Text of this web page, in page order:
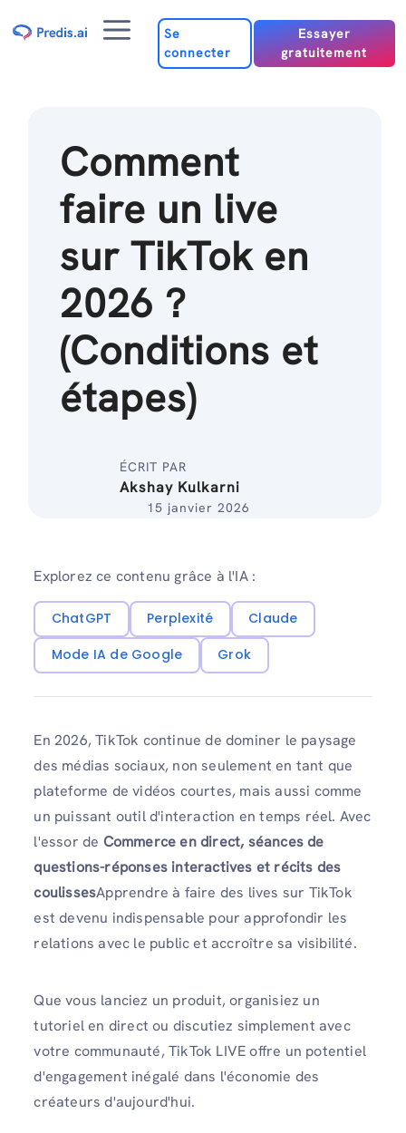
au
Menu
Se
connecter
Essayer
gratuitement
Comment
faire un live
sur TikTok en
2026 ?
(Conditions et
étapes)
ÉCRIT PAR
Akshay Kulkarni
15 janvier 2026
Explorez ce contenu grâce à l'IA :
ChatGPT Perplexité
Claude
Mode IA de Google
Grok
En 2026, TikTok continue de dominer le paysage
des médias sociaux, non seulement en tant que
plateforme de vidéos courtes, mais aussi comme
un puissant outil d'interaction en temps réel. Avec
l'essor de Commerce en direct, séances de
questions-réponses interactives et récits des
coulissesApprendre à faire des lives sur TikTok
est devenu indispensable pour approfondir les
relations avec le public et accroître sa visibilité.
Que vous lanciez un produit, organisiez un
tutoriel en direct ou discutiez simplement avec
votre communauté, TikTok LIVE offre un potentiel
d'engagement inégalé dans l'économie des
créateurs d'aujourd'hui.